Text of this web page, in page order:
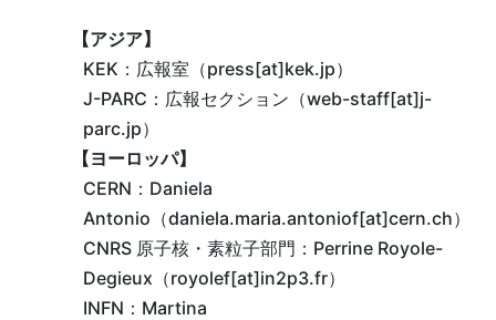
【アジア】
KEK：広報室（press[at]kek.jp）
J-PARC：広報セクション（web-staff[at]j-
parc.jp）
【ヨーロッパ】
CERN：Daniela
Antonio（daniela.maria.antoniof[at]cern.ch）
CNRS 原子核・素粒子部門：Perrine Royole-
Degieux（royolef[at]in2p3.fr）
INFN：Martina